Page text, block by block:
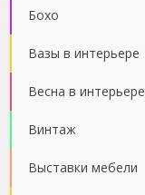
Бохо
Вазы в интерьере
Весна в интерьере
Винтаж
Выставки мебели